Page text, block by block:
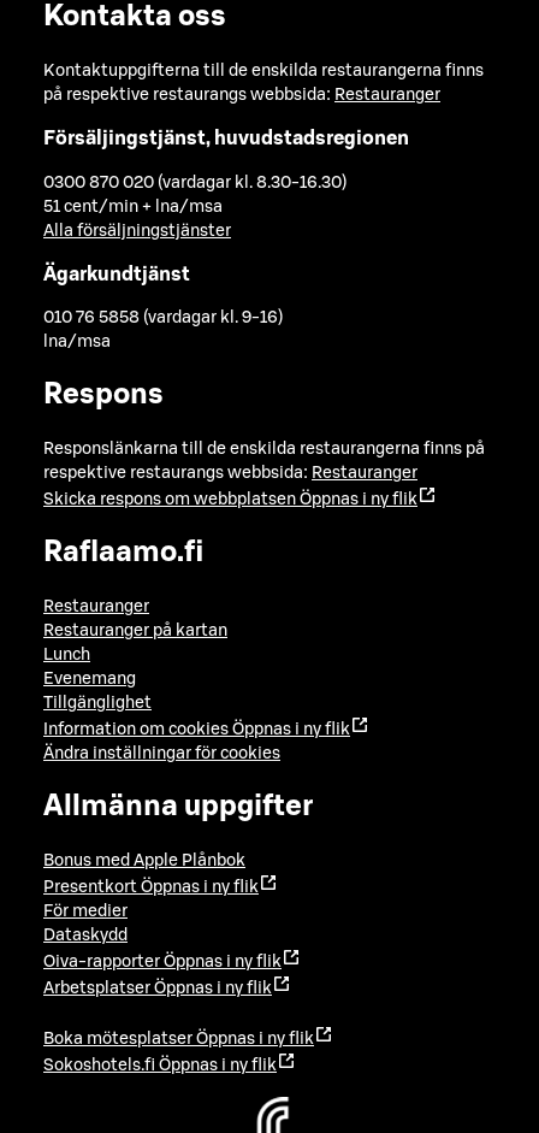
Kontakta oss
Kontaktuppgifterna till de enskilda restaurangerna finns
på respektive restaurangs webbsida: Restauranger
Försäljingstjänst, huvudstadsregionen
0300 870 020 (vardagar kl. 8.30-16.30)
51 cent/min + lna/msa
Alla försäljningstjänster
Ägarkundtjänst
010 76 5858 (vardagar kl. 9-16)
lna/msa
Respons
Responslänkarna till de enskilda restaurangerna finns på
respektive restaurangs webbsida: Restauranger
Skicka respons om webbplatsen Öppnas i ny flik
Raflaamo.fi
Restauranger
Restauranger på kartan
Lunch
Evenemang
Tillgänglighet
Information om cookies Öppnas i ny flik
Ändra inställningar för cookies
Allmänna uppgifter
Bonus med Apple Plånbok
Presentkort Öppnas i ny flik
För medier
Dataskydd
Oiva-rapporter Öppnas i ny flik
Arbetsplatser Öppnas i ny flik
Boka mötesplatser Öppnas i ny flik
Sokoshotels.fi Öppnas i ny flik